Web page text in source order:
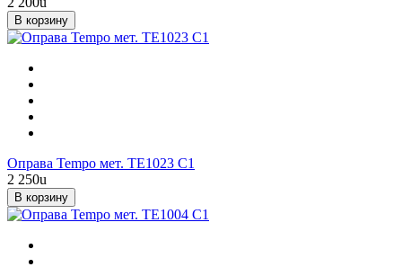
В корзину
Оправа Tempo мет. TE1023 C1
2 250u
В корзину